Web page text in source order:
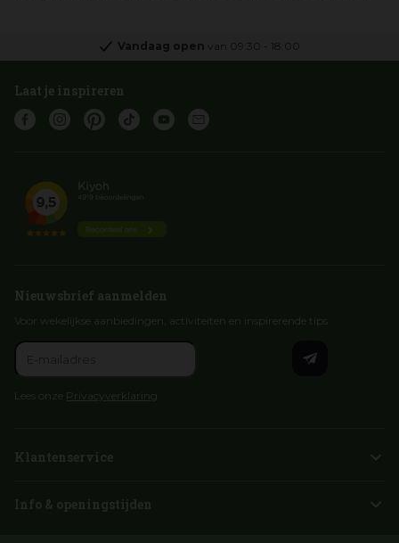
Vandaag open van 09:30 18:00
Laat je inspireren
Nieuwsbrief aanmelden
Voor wekelijkse aanbiedingen, activiteiten en inspirerende tips
Lees onze Privacyverklaring
Klantenservice
Info & openingstijden